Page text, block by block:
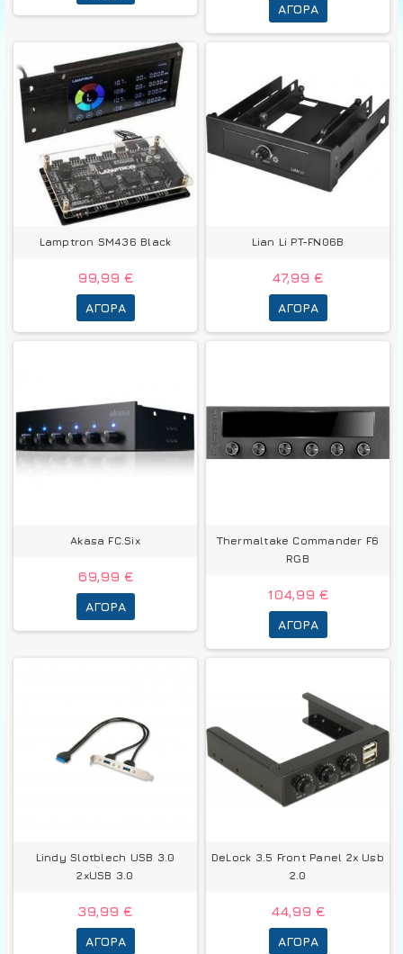
ΑΓΟΡΆ
Lamptron SM436 Black
99,99 €
ΑΓΟΡΆ
Lian Li PT-FN06B
47,99 €
ΑΓΟΡΆ
Akasa FC.Six
69,99 €
ΑΓΟΡΆ
Thermaltake Commander F6
RGB
104,99 €
ΑΓΟΡΆ
Lindy Slotblech USB 3.0
2xUSB 3.0
39,99 €
ΑΓΟΡΆ
DeLock 3.5 Front Panel 2x Usb
2.0
44,99 €
ΑΓΟΡΆ